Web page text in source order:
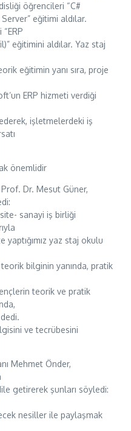
öğrencileri “C#
eğitimi aldılar.
eğitimini aldılar. Yaz staj
eğitimin yanı sıra, proje
ERP hizmeti verdiği
işletmelerdeki iş
önemlidir
Dr. Mesut Güner,
sanayi iş birliği
yaz staj okulu
bilginin yanında, pratik
teorik ve pratik
ve tecrübesini
Mehmet Önder,
getirerek şunları söyledi:
nesiller ile paylaşmak